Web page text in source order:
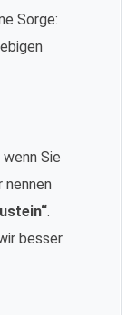
Sorge:
Sie
nennen
.
besser